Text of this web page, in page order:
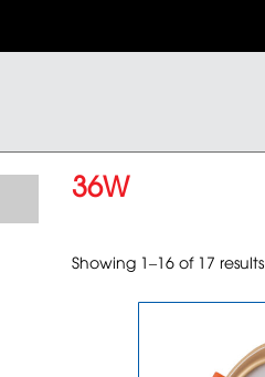
36W
Showing 1–16 of 17 results